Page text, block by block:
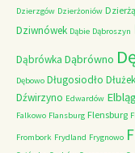
Dzierzgów Dzierżoniów
Dziwnówek Dąbie Dąbroszyn
Dąbrówka Dąbrówno
Dębowo Długosiodło Dłużek
Dźwirzyno Edwardów Elbląg
Falkowo Flansburg Flensburg
Frombork Frydland Frygnowo